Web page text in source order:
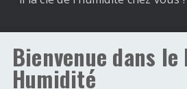
Bienvenue dans
Humidité